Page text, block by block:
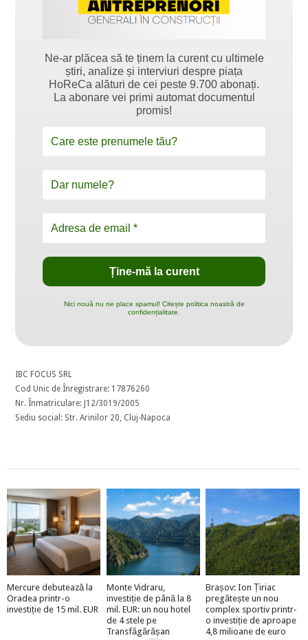
Ne-ar plăcea să te ținem la curent cu ultimele
știri, analize și interviuri despre piața
HoReCa alături de cei peste 9.700 abonați.
La abonare vei primi automat documentul
promis!
Nici nouă nu ne place spamul! Citește politica noastră de
confidențialitate.
IBC FOCUS SRL
Cod Unic de Înregistrare: 17876260
Nr. Înmatriculare: J12/3019/2005
Sediu social: Str. Arinilor 20, Cluj-Napoca
Mercure debutează la
Oradea printr-o
investiție de 15 mil. EUR
Monte Vidraru,
investiție de până la 8
mil. EUR: un nou hotel
de 4 stele pe
Transfăgărășan
Brașov: Ion Țiriac
pregătește un nou
complex sportiv printr-
o investiție de aproape
4,8 milioane de euro